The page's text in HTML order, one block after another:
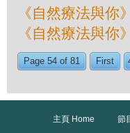
《自然療法與
《自然療法與
Page 54 of 81 First
主頁 Home 節